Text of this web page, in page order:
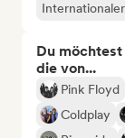
Du
die von...
Pink Floyd
Coldplay